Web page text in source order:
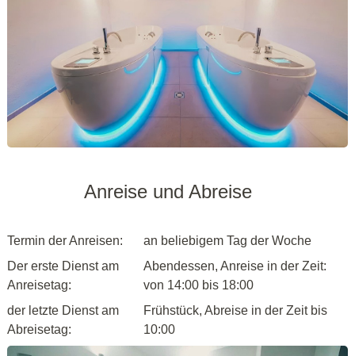
Anreise und Abreise
Termin der Anreisen:
an beliebigem Tag der Woche
Der erste Dienst am
Anreisetag:
Abendessen, Anreise in der Zeit:
von 14:00 bis 18:00
der letzte Dienst am
Abreisetag:
Frühstück, Abreise in der Zeit bis
10:00